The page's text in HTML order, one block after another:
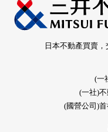
日本不動產買賣
(一
(一社)
(國營公司)